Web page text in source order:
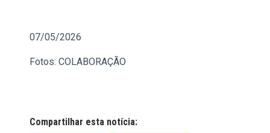
07/05/2026
Fotos: COLABORAÇÃO
Compartilhar esta notícia: